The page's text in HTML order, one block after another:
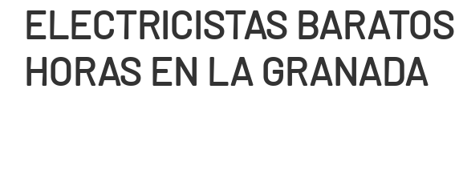
ELECTRICISTAS
HORAS EN LA GRANADA